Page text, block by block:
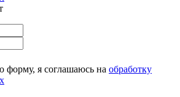
форму, я соглашаюсь на обработку